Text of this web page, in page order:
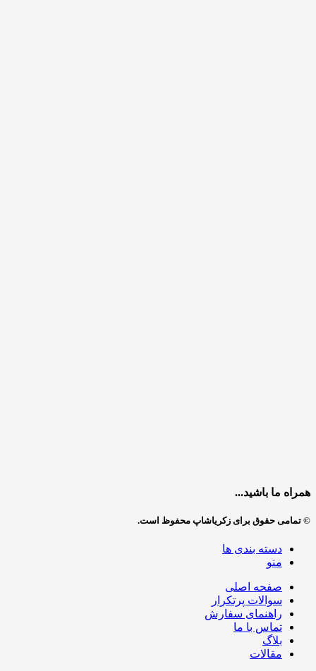
همراه ما باشید...
© تمامی حقوق برای زکریاشاپ محفوظ است.
دسته بندی ها
منو
صفحه اصلی
سوالات پرتکرار
راهنمای سفارش
تماس با ما
بلاگ
مقالات